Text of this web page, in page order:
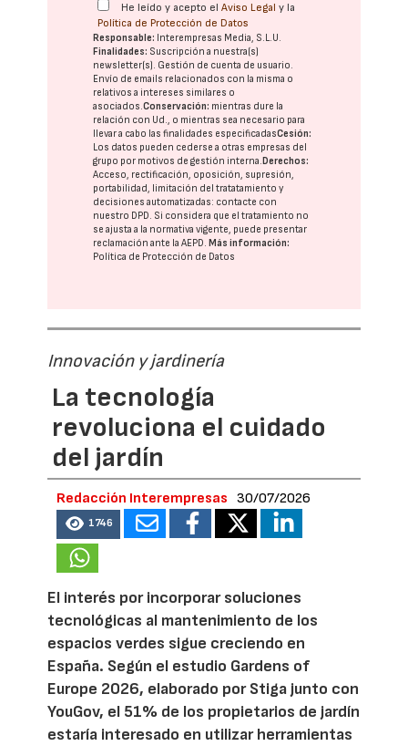
He leído y acepto elAviso Legal y la
Política de Protección de Datos
Responsable: Interempresas Media, S.L.U.
Finalidades: Suscripción a nuestra(s)
newsletter(s). Gestión de cuenta de usuario.
Envío de emails relacionados con la misma o
relativos a intereses similares o
asociados.Conservación: mientras dure la
relación con Ud., o mientras sea necesario para
llevar a cabo las finalidades especificadasCesión:
Los datos pueden cederse a otras empresas del
grupo por motivos de gestión interna.Derechos:
Acceso, rectificación, oposición, supresión,
portabilidad, limitación del tratatamiento y
decisiones automatizadas: contacte con
nuestro DPD. Si considera que el tratamiento no
se ajusta a la normativa vigente, puede presentar
reclamación ante laAEPD.Más información:
Política de Protección de Datos
Innovación y jardinería
La tecnología
revoluciona el cuidado
del jardín
Redacción Interempresas 30/07/2026
1746
El interés por incorporar soluciones
tecnológicas al mantenimiento de los
espacios verdes sigue creciendo en
España. Según el estudio Gardens of
Europe 2026, elaborado por Stiga junto con
YouGov, el 51% de los propietarios de jardín
estaría interesado en utilizar herramientas